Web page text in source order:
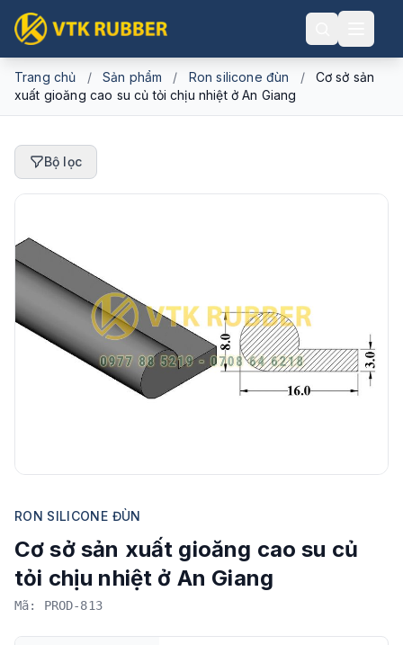
Trang chủ / Sản phẩm / Ron silicone đùn /
Cơ sở sản
xuất gioăng cao su củ tỏi chịu nhiệt ở An Giang
Bộ lọc
RON SILICONE ĐÙN
Cơ sở sản xuất gioăng cao su củ
tỏi chịu nhiệt ở An Giang
Mã: PROD-813